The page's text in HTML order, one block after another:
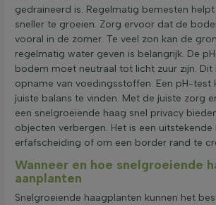
gedraineerd is. Regelmatig bemesten
sneller te groeien. Zorg ervoor dat de
vooral in de zomer. Te veel zon kan de
regelmatig water geven is belangrijk. De
bodem moet neutraal tot licht zuur zijn.
opname van voedingsstoffen. Een pH-test
juiste balans te vinden. Met de juiste zorg
een snelgroeiende haag snel privacy
objecten verbergen. Het is een uitstekende
erfafscheiding of om een border rand te
Wanneer en hoe snelgroeiende
aanplanten
Snelgroeiende haagplanten kunnen het